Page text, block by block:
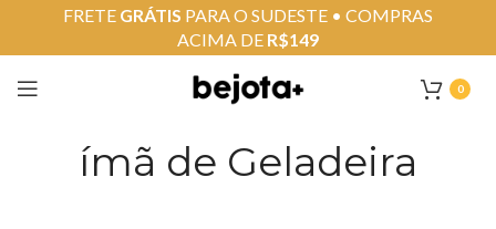
0
ímã de Geladeira
FRETE GRÁTIS PARA O SUDESTE • COMPRAS
ACIMA DE R$149